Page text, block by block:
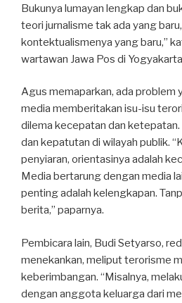
Bukunya lumayan lengkap dan
teori jurnalisme tak ada yang
kontektualismenya yang baru,”
wartawan Jawa Pos di
Agus memaparkan, ada problem
media memberitakan isu-isu
dilema kecepatan dan ketepatan.
dan kepatutan di wilayah publik.
penyiaran, orientasinya adalah
Media bertarung dengan media
penting adalah kelengkapan.
berita,” paparnya.
Pembicara lain, Budi Setyarso,
menekankan, meliput terorisme
keberimbangan. “Misalnya,
dengan anggota keluarga dari